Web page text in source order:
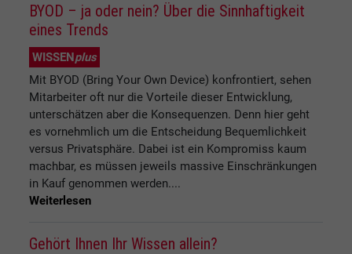
BYOD – ja oder nein? Über die Sinnhaftigkeit
eines Trends
WISSENplus
Mit BYOD (Bring Your Own Device) konfrontiert, sehen
Mitarbeiter oft nur die Vorteile dieser Entwicklung,
unterschätzen aber die Konsequenzen. Denn hier geht
es vornehmlich um die Entscheidung Bequemlichkeit
versus Privatsphäre. Dabei ist ein Kompromiss kaum
machbar, es müssen jeweils massive Einschränkungen
in Kauf genommen werden....
Weiterlesen
Gehört Ihnen Ihr Wissen allein?